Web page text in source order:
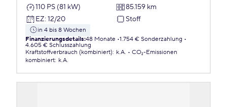
110 PS (81 kW)
85.159 km
EZ: 12/20 Stoff
in 4 bis 8 Wochen
Finanzierungsdetails:48 Monate 1.754 € Sonderzahlung
4.605 € Schlusszahlung
Kraftstoffverbrauch (kombiniert): k.A.
CO₂-Emissionen
kombiniert: k.A.